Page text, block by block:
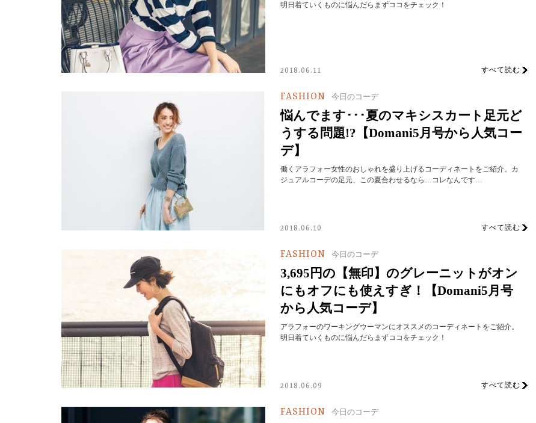
明日着ていくものに悩んだらまずココをチェック！
2018.06.11 すべて読む
FASHION 今日のコーデ
悩んでます･･･夏のマキシスカート足元ど
うする問題!?【Domani5月号から人気コー
デ】
働くアラフォー女性のおしゃれを盛り上げるコーディネートをご紹介。カ
ジュアルコーデの足元、この夏合わせるなら…コレなんです…
2018.06.10 すべて読む
FASHION 今日のコーデ
3,695円の【無印】のグレーニットがオン
にもオフにも使えすぎ！【Domani5月号
から人気コーデ】
アラフォーのワーキングウーマンにオススメのコーディネートをご紹介。
明日着ていくものに悩んだらまずココをチェック！
2018.06.09 すべて読む
FASHION 今日のコーデ